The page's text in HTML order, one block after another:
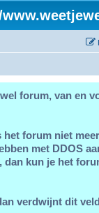
forum, van en
het forum niet
met DDOS
dan kun je het
verdwijnt dit veld